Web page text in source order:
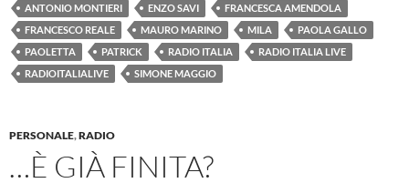
ANTONIO MONTIERI
ENZO SAVI
FRANCESCA AMENDOLA
FRANCESCO REALE
MAURO MARINO MILA
PAOLA GALLO
PAOLETTA
PATRICK RADIO ITALIA
RADIO ITALIA LIVE
RADIOITALIALIVE
SIMONE MAGGIO
PERSONALE,RADIO
…È GIÀ FINITA?